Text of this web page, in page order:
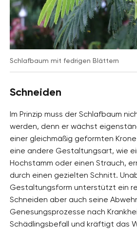
Schlafbaum mit fedrigen Blättern
Schneiden
Im Prinzip muss der Schlafbaum
werden, denn er wächst
einer gleichmäßig geformten
eine andere Gestaltungsart, wie
Hochstamm oder einen Strauch,
durch einen gezielten Schnitt.
Gestaltungsform unterstützt ein
Schneiden aber auch seine
Genesungsprozesse nach
Schädlingsbefall und kräftigt das